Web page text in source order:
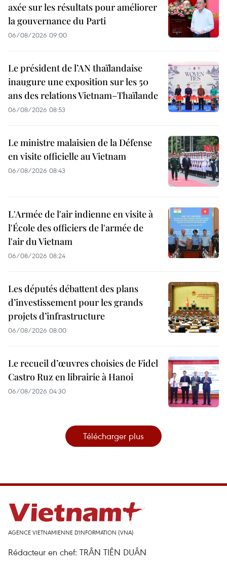
axée sur les résultats pour améliorer
la gouvernance du Parti
06/08/2026 09:00
Le président de l’AN thaïlandaise
inaugure une exposition sur les 50
ans des relations Vietnam–Thaïlande
06/08/2026 08:53
Le ministre malaisien de la Défense
en visite officielle au Vietnam
06/08/2026 08:43
L'Armée de l'air indienne en visite à
l'École des officiers de l'armée de
l'air du Vietnam
06/08/2026 08:24
Les députés débattent des plans
d’investissement pour les grands
projets d’infrastructure
06/08/2026 08:00
Le recueil d’œuvres choisies de Fidel
Castro Ruz en librairie à Hanoi
06/08/2026 04:30
Télécharger plus
AGENCE VIETNAMIENNE D'INFORMATION (VNA)
Rédacteur en chef: TRÂN TIÊN DUÂN